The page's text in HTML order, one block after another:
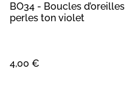
BO34 - Boucles d’oreilles
perles ton violet
4,00 €